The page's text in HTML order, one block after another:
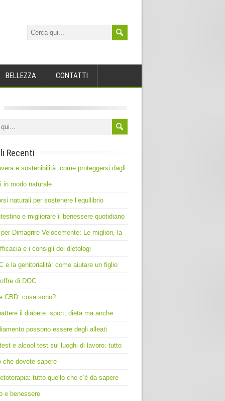
BELLEZZA CONTATTI
Recenti
e sostenibilità: come proteggersi dagli
in modo naturale
naturali per sostenere l’equilibrio
e migliorare il benessere quotidiano
Dimagrire Velocemente: Le migliori, la
e i consigli dei dietologi
e la genitorialità: come aiutare un figlio
di DOC
CBD: cosa sono?
il diabete: sport, dieta ma anche
possono essere degli alleati
e alcool test sui luoghi di lavoro: tutto
che dovete sapere
tutto quello che c’è da sapere
e benessere